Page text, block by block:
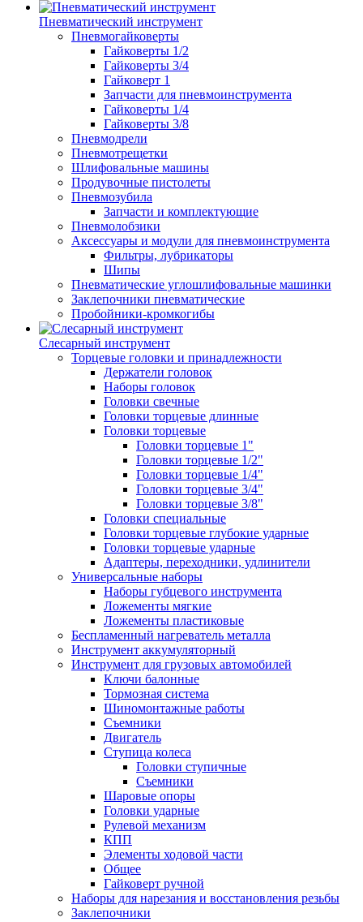
Пневматический инструмент
Пневмогайковерты
Гайковерты 1/2
Гайковерты 3/4
Гайковерт 1
Запчасти для пневмоинструмента
Гайковерты 1/4
Гайковерты 3/8
Пневмодрели
Пневмотрещетки
Шлифовальные машины
Продувочные пистолеты
Пневмозубила
Запчасти и комплектующие
Пневмолобзики
Аксессуары и модули для пневмоинструмента
Фильтры, лубрикаторы
Шипы
Пневматические углошлифовальные машинки
Заклепочники пневматические
Пробойники-кромкогибы
Слесарный инструмент
Торцевые головки и принадлежности
Держатели головок
Наборы головок
Головки свечные
Головки торцевые длинные
Головки торцевые
Головки торцевые 1"
Головки торцевые 1/2"
Головки торцевые 1/4"
Головки торцевые 3/4"
Головки торцевые 3/8"
Головки специальные
Головки торцевые глубокие ударные
Головки торцевые ударные
Адаптеры, переходники, удлинители
Универсальные наборы
Наборы губцевого инструмента
Ложементы мягкие
Ложементы пластиковые
Беспламенный нагреватель металла
Инструмент аккумуляторный
Инструмент для грузовых автомобилей
Ключи балонные
Тормозная система
Шиномонтажные работы
Cъемники
Двигатель
Ступица колеса
Головки ступичные
Cъемники
Шаровые опоры
Головки ударные
Рулевой механизм
КПП
Элементы ходовой части
Общее
Гайковерт ручной
Наборы для нарезания и восстановления резьбы
Заклепочники